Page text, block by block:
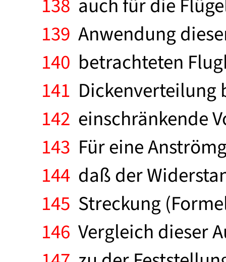
138 auch für die
139 Anwendung
140 betrachteten
141 Dickenverteilung
142 einschränkende
143 Für eine
144 daß der
145 Streckung
146 Vergleich dieser